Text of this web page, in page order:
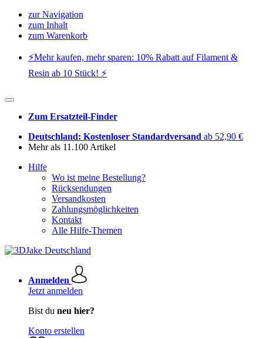
zur Navigation
zum Inhalt
zum Warenkorb
⚡️Mehr kaufen, mehr sparen: 10% Rabatt auf Filament &
Resin ab 10 Stück! ⚡️
Zum Ersatzteil-Finder
Deutschland: Kostenloser Standardversand ab 52,90 €
Mehr als 11.100 Artikel
Hilfe
Wo ist meine Bestellung?
Rücksendungen
Versandkosten
Zahlungsmöglichkeiten
Kontakt
Alle Hilfe-Themen
Anmelden
Jetzt anmelden
Bist du neu hier?
Konto erstellen